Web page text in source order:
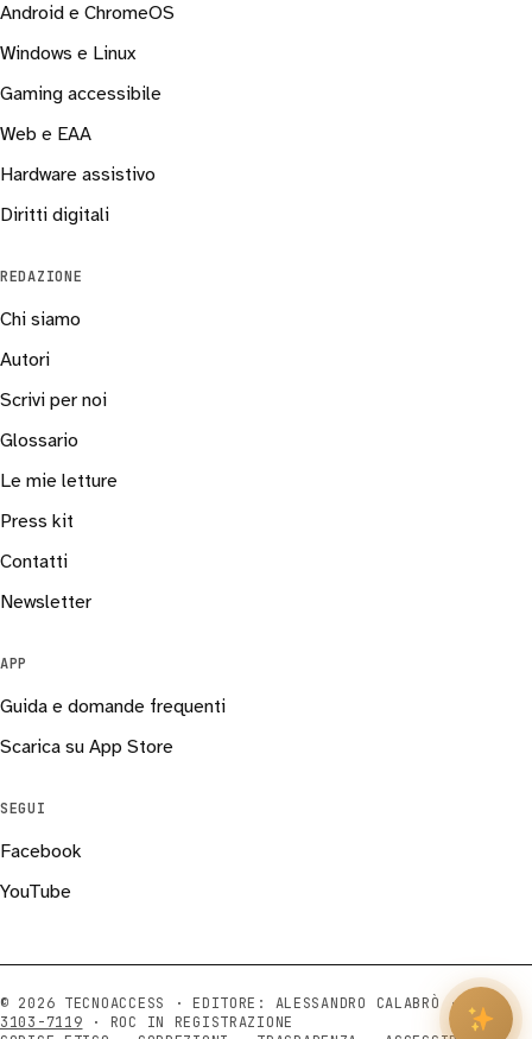
Android e ChromeOS
Windows e Linux
Gaming accessibile
Web e EAA
Hardware assistivo
Diritti digitali
REDAZIONE
Chi siamo
Autori
Scrivi per noi
Glossario
Le mie letture
Press kit
Contatti
Newsletter
APP
Guida e domande frequenti
Scarica su App Store
SEGUI
Facebook
YouTube
© 2026 TECNOACCESS · EDITORE: ALESSANDRO CALABRÒ ·
ISSN
3103-7119 · ROC IN REGISTRAZIONE